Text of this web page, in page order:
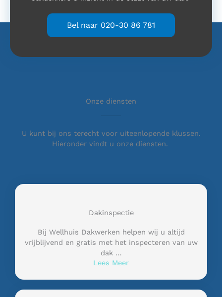
Bel naar 020-30 86 781
Onze diensten
U kunt bij ons terecht voor uiteenlopende klussen.
Hieronder vindt u onze diensten.
Dakinspectie
Bij Wellhuis Dakwerken helpen wij u altijd
vrijblijvend en gratis met het inspecteren van uw
dak …
Lees Meer